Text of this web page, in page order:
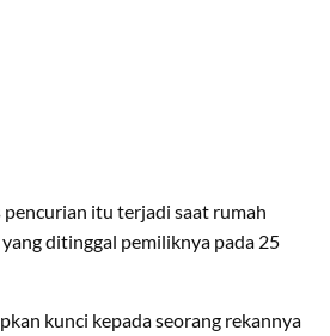
pencurian itu terjadi saat rumah
ditinggal pemiliknya pada 25
kunci kepada seorang rekannya